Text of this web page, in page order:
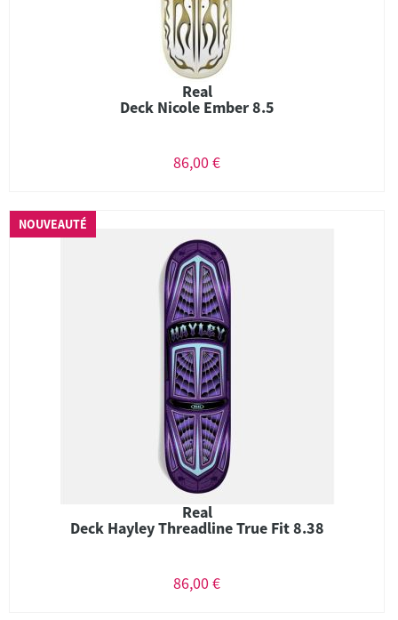
Real
Deck Nicole Ember 8.5
86,00 €
NOUVEAUTÉ
Real
Deck Hayley Threadline True Fit 8.38
86,00 €